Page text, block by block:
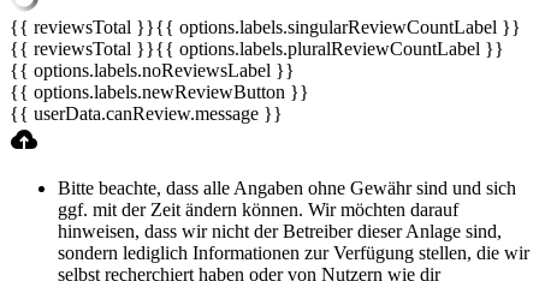
{{ reviewsTotal }}{{ options.labels.singularReviewCountLabel }}
{{ reviewsTotal }}{{ options.labels.pluralReviewCountLabel }}
{{ options.labels.noReviewsLabel }}
{{ options.labels.newReviewButton }}
{{ userData.canReview.message }}
Bitte beachte, dass alle Angaben ohne Gewähr sind und sich
ggf. mit der Zeit ändern können. Wir möchten darauf
hinweisen, dass wir nicht der Betreiber dieser Anlage sind,
sondern lediglich Informationen zur Verfügung stellen, die wir
selbst recherchiert haben oder von Nutzern wie dir